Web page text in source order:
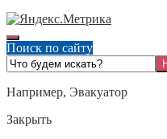
Поиск по сайту
Например, Эвакуатор
Закрыть